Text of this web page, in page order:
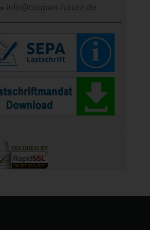
» info@coupon-future.de